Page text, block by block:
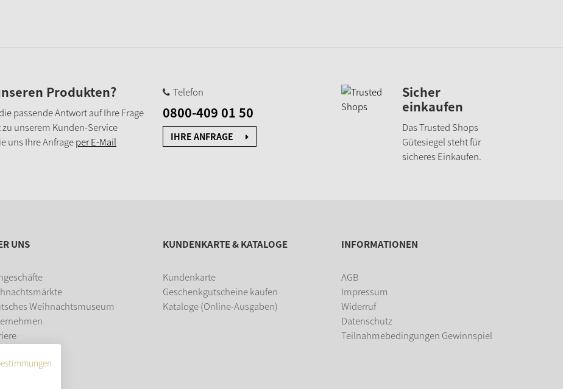
Produkten?
passende Antwort auf Ihre Frage
unserem Kunden-Service
uns Ihre Anfrageper E-Mail
Telefon
0800-409 01 50
IHRE ANFRAGE
Sicher
einkaufen
Das Trusted Shops
Gütesiegel steht für
sicheres Einkaufen.
UNS
Weihnachtsmuseum
KUNDENKARTE & KATALOGE
Kundenkarte
Geschenkgutscheine kaufen
Kataloge (Online-Ausgaben)
INFORMATIONEN
AGB
Impressum
Widerruf
Datenschutz
Teilnahmebedingungen Gewinnspiel